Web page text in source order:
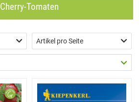
Cherry-Tomaten
Artikel pro Seite